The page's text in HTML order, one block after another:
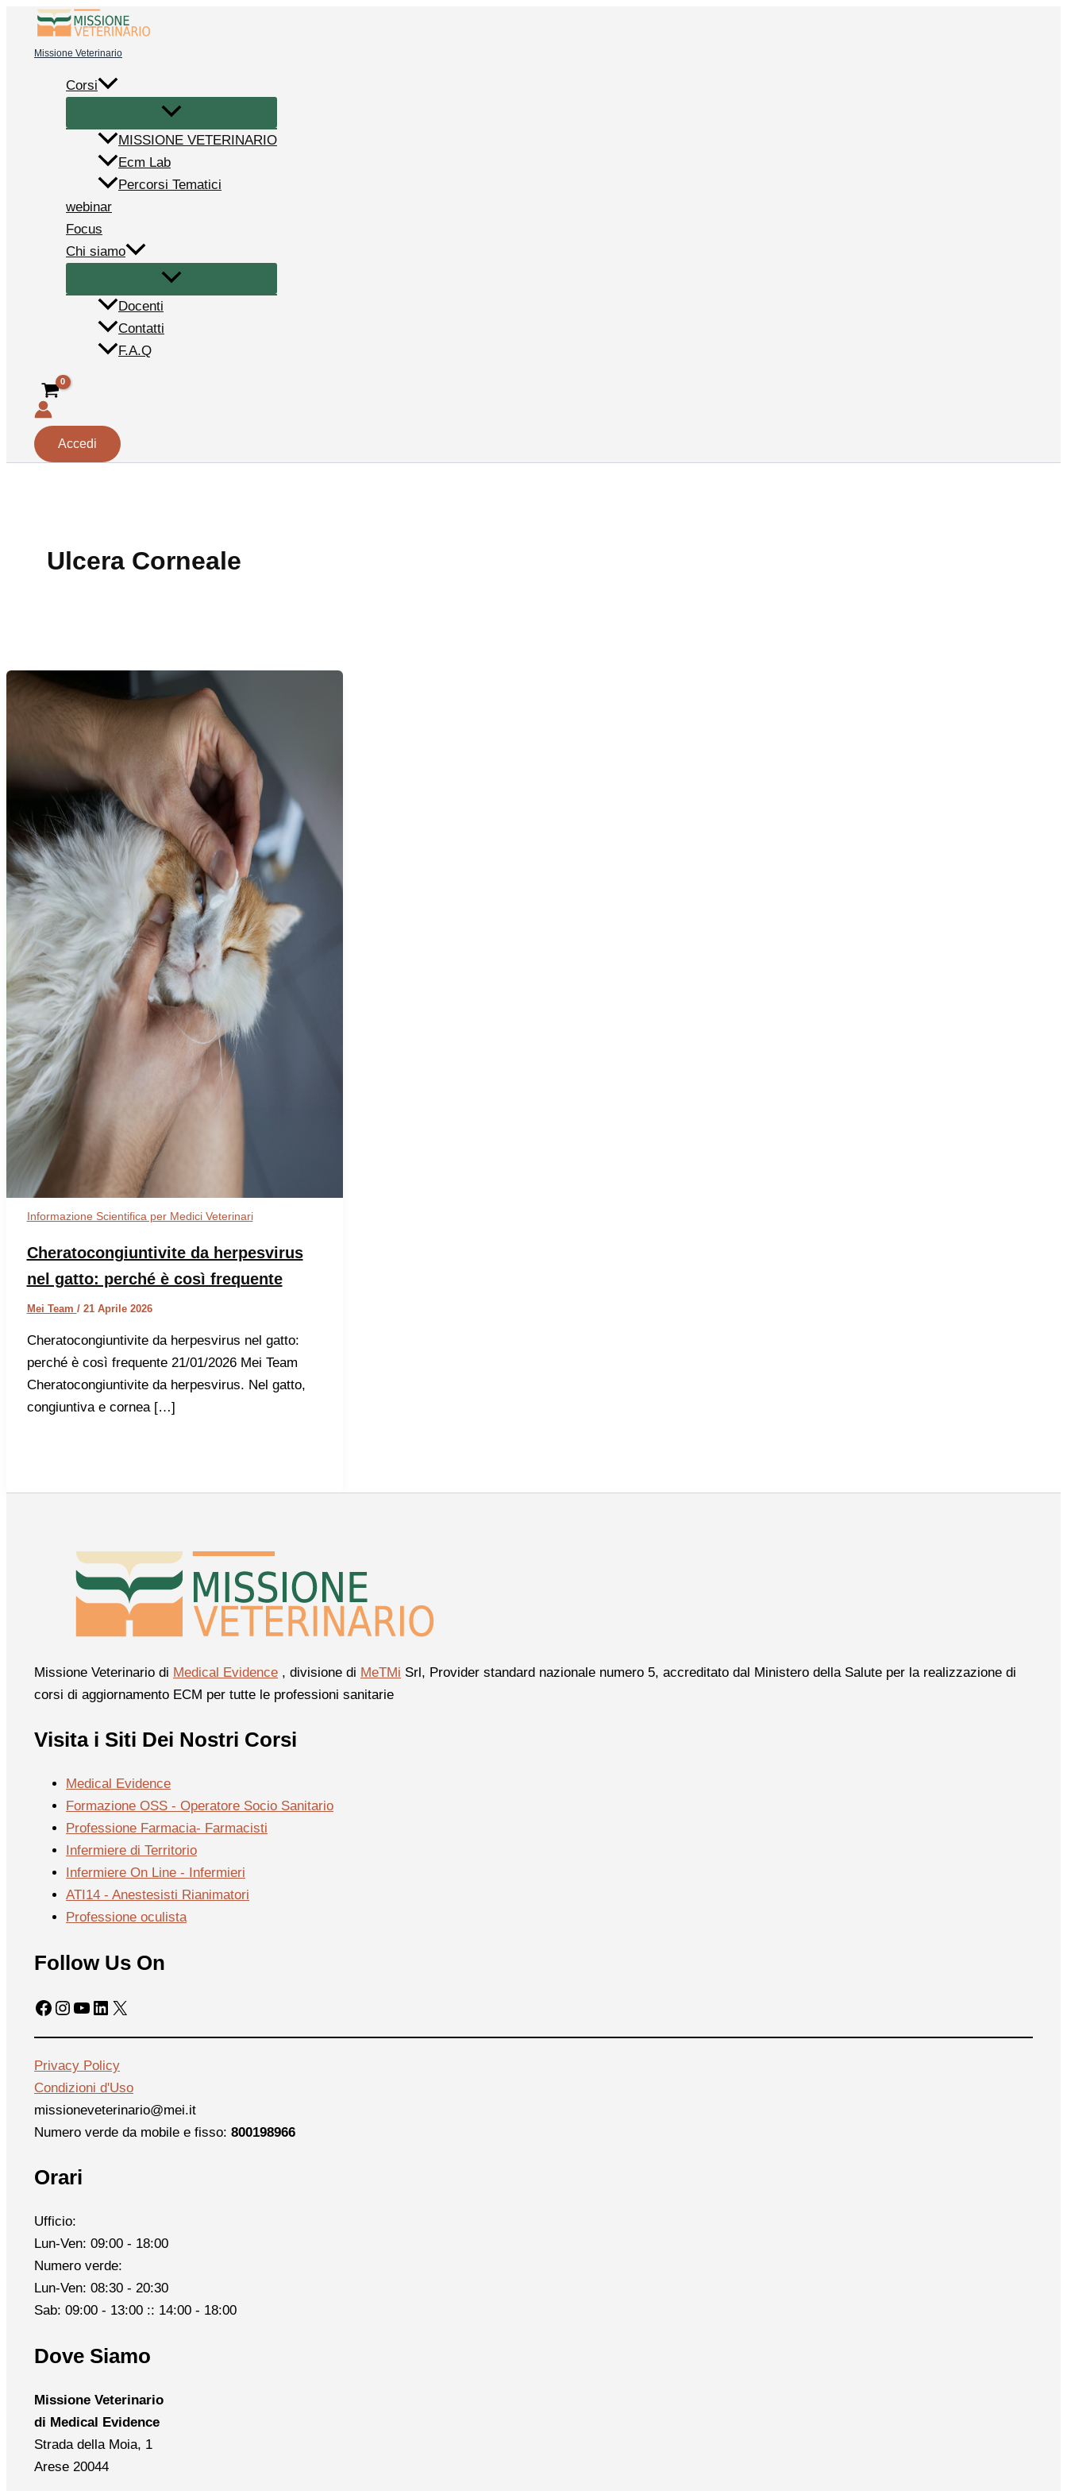
contenuto
Missione Veterinario
Corsi
MISSIONE VETERINARIO
Ecm Lab
Percorsi Tematici
webinar
Focus
Chi siamo
Docenti
Contatti
F.A.Q
Accedi
Ulcera Corneale
Informazione Scientifica per Medici Veterinari
Cheratocongiuntivite da herpesvirus
nel gatto: perché è così frequente
Mei Team / 21 Aprile 2026
Cheratocongiuntivite da herpesvirus nel gatto:
perché è così frequente 21/01/2026 Mei Team
Cheratocongiuntivite da herpesvirus. Nel gatto,
congiuntiva e cornea […]
Missione Veterinario di Medical Evidence , divisione di MeTMi Srl, Provider standard nazionale numero 5, accreditato dal Ministero della Salute per la realizzazione di
corsi di aggiornamento ECM per tutte le professioni sanitarie
Visita i Siti Dei Nostri Corsi
Medical Evidence
Formazione OSS - Operatore Socio Sanitario
Professione Farmacia- Farmacisti
Infermiere di Territorio
Infermiere On Line - Infermieri
ATI14 - Anestesisti Rianimatori
Professione oculista
Follow Us On
Facebook
Instagram
YouTube
LinkedIn
X
Privacy Policy
Condizioni d'Uso
missioneveterinario@mei.it
Numero verde da mobile e fisso: 800198966
Orari
Ufficio:
Lun-Ven: 09:00 - 18:00
Numero verde:
Lun-Ven: 08:30 - 20:30
Sab: 09:00 - 13:00 :: 14:00 - 18:00
Dove Siamo
Missione Veterinario
di Medical Evidence
Strada della Moia, 1
Arese 20044